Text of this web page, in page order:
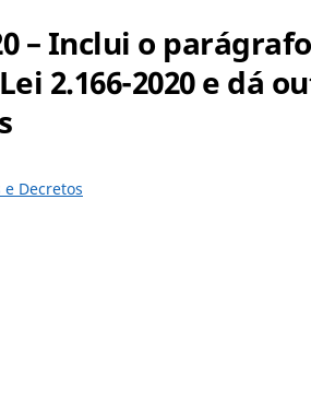
– Inclui o
2.166-2020 e dá
e Decretos